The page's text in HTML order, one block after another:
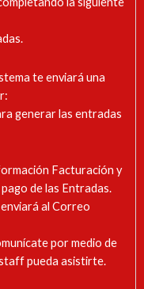
te enviará una
generar las entradas
Facturación y
de las Entradas.
al Correo
por medio de
pueda asistirte.